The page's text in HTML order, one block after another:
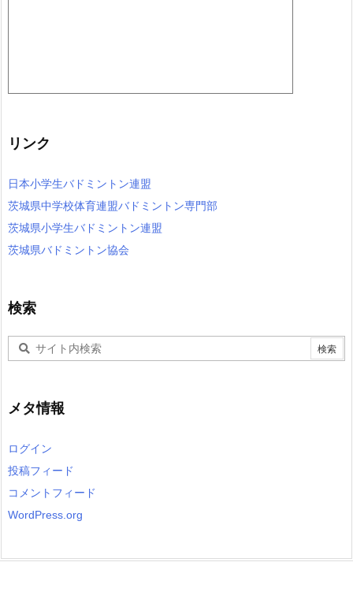
リンク
日本小学生バドミントン連盟
茨城県中学校体育連盟バドミントン専門部
茨城県小学生バドミントン連盟
茨城県バドミントン協会
検索
メタ情報
ログイン
投稿フィード
コメントフィード
WordPress.org